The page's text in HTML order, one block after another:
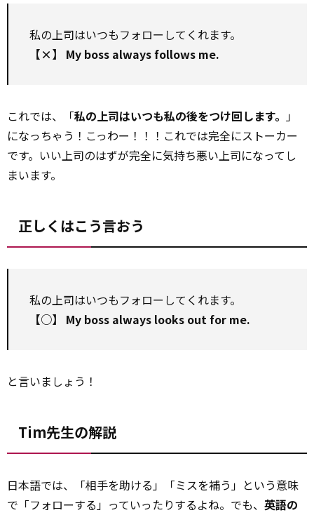
私の上司はいつもフォローしてくれます。
【×】 My boss always follows me.
これでは、「私の上司はいつも私の後をつけ回します。 」
になっちゃう！こっわー！！！これでは完全にストーカー
です。いい上司のはずが完全に気持ち悪い上司になってし
まいます。
正しくはこう言おう
私の上司はいつもフォローしてくれます。
【○】 My boss always looks out for me.
と言いましょう！
Tim先生の解説
日本語では、「相手を助ける」「ミスを補う」という意味
で「フォローする」っていったりするよね。でも、 英語の